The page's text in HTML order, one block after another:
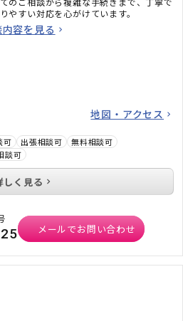
やすい対応を心がけています。
容を見る
地図・アクセス
可 出張相談可
無料相談可
談可
しく見る
メールでお問い合わせ